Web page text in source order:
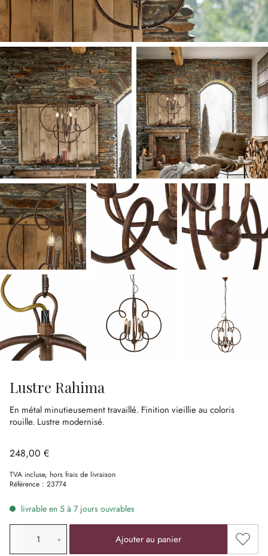
Lustre Rahima
En métal minutieusement travaillé. Finition vieillie au coloris
rouille. Lustre modernisé.
248,00 €
TVA incluse, hors frais de livraison
Référence : 23774
livrable en 5 à 7 jours ouvrables
Quantité de produit: saisissez la valeur souhaitée ou
Ajouter au panier